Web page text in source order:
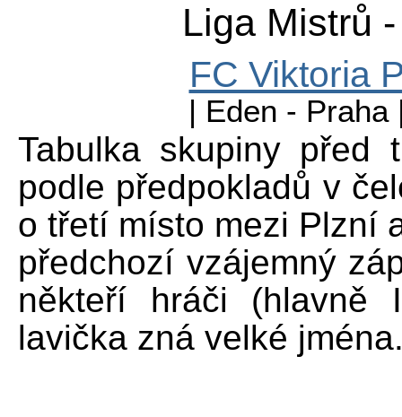
Liga Mistrů
FC Viktoria
| Eden -
Tabulka skupiny před
podle předpokladů v
o třetí místo mezi Plzní
předchozí vzájemný
někteří hráči (hlavně
lavička zná velké